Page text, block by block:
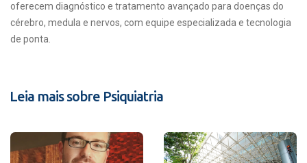
oferecem diagnóstico e tratamento avançado para doenças do
cérebro, medula e nervos, com equipe especializada e tecnologia
de ponta.
Leia mais sobre Psiquiatria